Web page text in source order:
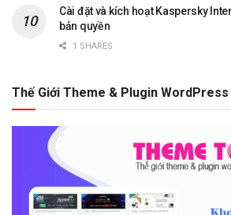
Cài đặt và kích hoạt Kaspersky
bản quyền
1 SHARES
Thế Giới Theme & Plugin WordPress